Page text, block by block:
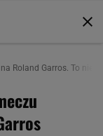
Roland Garros. To nie